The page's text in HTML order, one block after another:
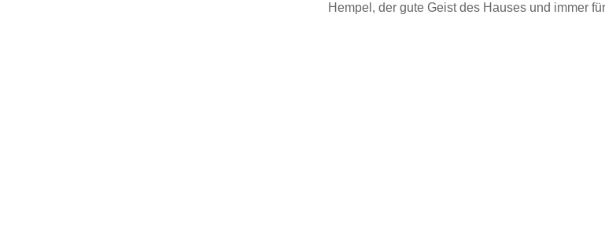
Hempel, der gute Geist des Hauses und immer